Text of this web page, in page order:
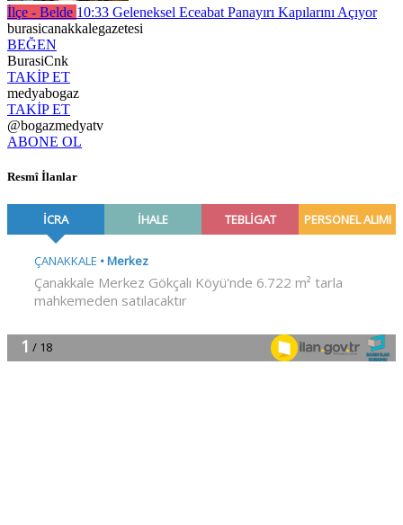
İlçe - Belde 10:33 Geleneksel Eceabat Panayırı Kapılarını Açıyor
burasicanakkalegazetesi
BEĞEN
BurasiCnk
TAKİP ET
medyabogaz
TAKİP ET
@bogazmedyatv
ABONE OL
Resmî İlanlar